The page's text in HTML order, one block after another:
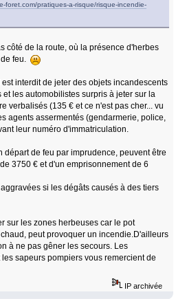
foret.com/pratiques-a-risque/risque-incendie-
côté de la route, où la présence d'herbes
de feu.
interdit de jeter des objets incandescents
les automobilistes surpris à jeter sur la
verbalisés (135 € et ce n'est pas cher... vu
agents assermentés (gendarmerie, police,
leur numéro d'immatriculation.
départ de feu par imprudence, peuvent être
3750 € et d'un emprisonnement de 6
si les dégâts causés à des tiers
sur les zones herbeuses car le pot
peut provoquer un incendie.D'ailleurs
à ne pas gêner les secours. Les
sapeurs pompiers vous remercient de
IP archivée